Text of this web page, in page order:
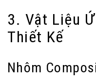
3. Vật Liệu
Thiết Kế
Nhôm